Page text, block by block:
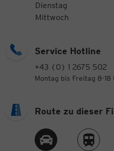
Dienstag
Mittwoch
Service Hotline
+43 (0) 1 2675 502
Montag bis Freitag 8-18
Route zu dieser
Route per Auto
Route